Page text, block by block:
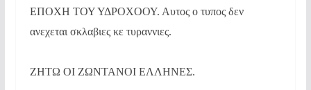
ΕΠΟΧΗ ΤΟΥ ΥΔΡΟΧΟΟΥ. Αυτος ο τυπος δεν
ανεχεται σκλαβιες κε τυραννιες.
ΖΗΤΩ ΟΙ ΖΩΝΤΑΝΟΙ ΕΛΛΗΝΕΣ.